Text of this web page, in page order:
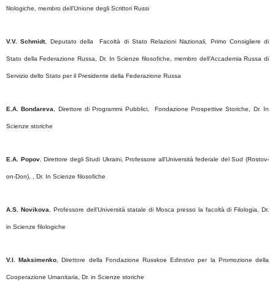
filologiche, membro dell’Unione degli Scrittori Russi
V.V. Schmidt, Deputato della Facoltà di Stato Relazioni Nazionali, Primo Consigliere di
Stato della Federazione Russa, Dr. In Scienze filosofiche, membro dell’Accademia Russa di
Servizio dello Stato per il Presidente della Federazione Russa
E.A. Bondareva , Direttore di Programmi Pubblici, Fondazione Prospettive Storiche, Dr. In
Scienze storiche
E.A. Popov, Direttore degli Studi Ukraini, Professore all’Università federale del Sud (Rostov-
on-Don), , Dr. In Scienze filosofiche
A.S. Novikova , Professore dell’Università statale di Mosca presso la facoltà di Filologia, Dr.
in Scienze filologiche
V.I. Maksimenko , Direttore della Fondazione Russkoe Edinstvo per la Promozione della
Cooperazione Umanitaria, Dr. in Scienze storiche